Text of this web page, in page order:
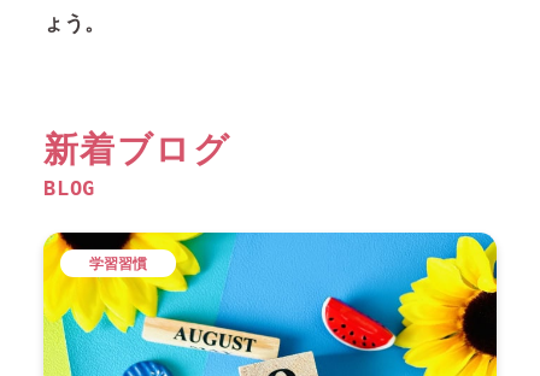
ょう。
新着ブログ
BLOG
学習習慣